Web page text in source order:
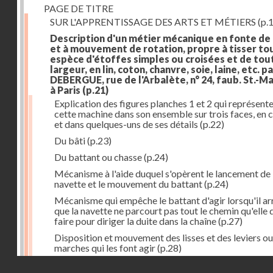
PAGE DE TITRE
SUR L'APPRENTISSAGE DES ARTS ET MÉTIERS
Description d'un métier mécanique en fonte
et à mouvement de rotation, propre à tisser
espèce d'étoffes simples ou croisées et de
largeur, en lin, coton, chanvre, soie, laine, etc.
DEBERGUE, rue de l'Arbalète, n° 24, faub. St.-
à Paris (p.21)
Explication des figures planches 1 et 2 qui
cette machine dans son ensemble sur trois faces, en
et dans quelques-uns de ses détails (p.22)
Du bâti(p.23)
Du battant ou chasse(p.24)
Mécanisme à l'aide duquel s'opèrent le lancement de
navette et le mouvement du battant(p.24)
Mécanisme qui empêche le battant d'agir lorsqu'il
que la navette ne parcourt pas tout le chemin qu'elle
faire pour diriger la duite dans la chaîne(p.27)
Disposition et mouvement des lisses et des leviers ou
marches qui les font agir(p.28)